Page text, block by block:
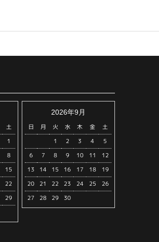
土
1
8
15
22
29
2026年9月
日
月 火 水 木 金
土
1
2 3 4
5
6
7 8 9 10 11
12
13
14 15 16 17 18
19
20
21 22 23 24 25
26
27
28 29 30